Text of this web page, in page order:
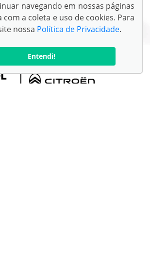
navegando em nossas páginas
com a coleta e uso de cookies. Para
nossa Política de Privacidade.
Entendi!